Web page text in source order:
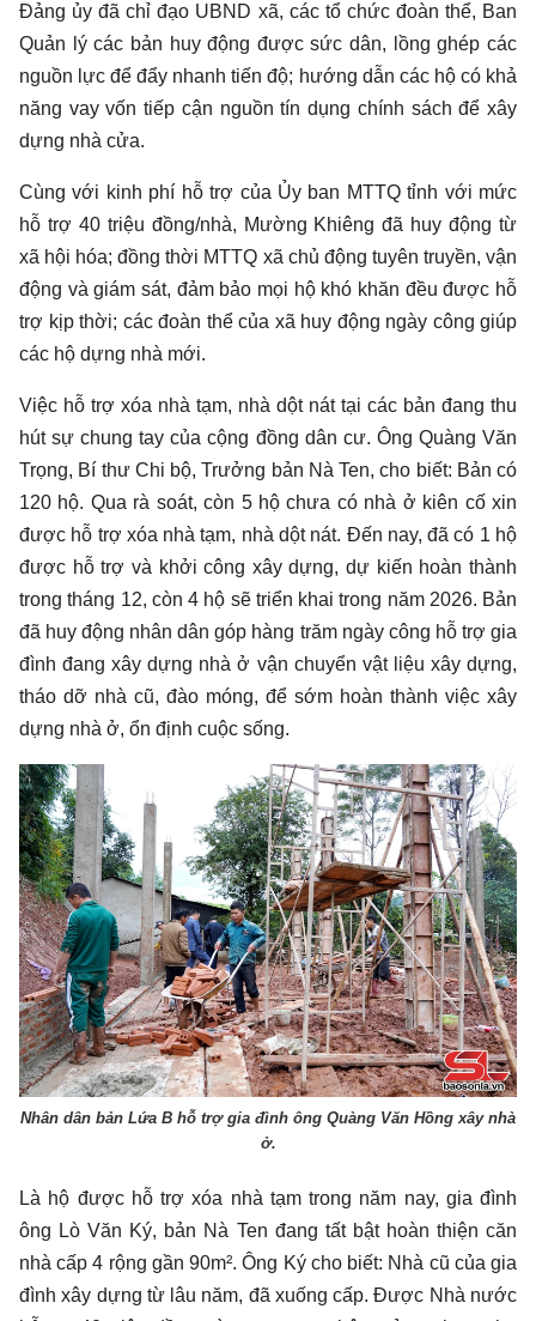
Đảng ủy đã chỉ đạo UBND xã, các tổ chức đoàn thể, Ban
Quản lý các bản huy động được sức dân, lồng ghép các
nguồn lực để đẩy nhanh tiến độ; hướng dẫn các hộ có khả
năng vay vốn tiếp cận nguồn tín dụng chính sách để xây
dựng nhà cửa.
Cùng với kinh phí hỗ trợ của Ủy ban MTTQ tỉnh với mức
hỗ trợ 40 triệu đồng/nhà, Mường Khiêng đã huy động từ
xã hội hóa; đồng thời MTTQ xã chủ động tuyên truyền, vận
động và giám sát, đảm bảo mọi hộ khó khăn đều được hỗ
trợ kịp thời; các đoàn thể của xã huy động ngày công giúp
các hộ dựng nhà mới.
Việc hỗ trợ xóa nhà tạm, nhà dột nát tại các bản đang thu
hút sự chung tay của cộng đồng dân cư. Ông Quàng Văn
Trọng, Bí thư Chi bộ, Trưởng bản Nà Ten, cho biết: Bản có
120 hộ. Qua rà soát, còn 5 hộ chưa có nhà ở kiên cố xin
được hỗ trợ xóa nhà tạm, nhà dột nát. Đến nay, đã có 1 hộ
được hỗ trợ và khởi công xây dựng, dự kiến hoàn thành
trong tháng 12, còn 4 hộ sẽ triển khai trong năm 2026. Bản
đã huy động nhân dân góp hàng trăm ngày công hỗ trợ gia
đình đang xây dựng nhà ở vận chuyển vật liệu xây dựng,
tháo dỡ nhà cũ, đào móng, để sớm hoàn thành việc xây
dựng nhà ở, ổn định cuộc sống.
Nhân dân bản Lứa B hỗ trợ gia đình ông Quàng Văn Hồng xây nhà
ở.
Là hộ được hỗ trợ xóa nhà tạm trong năm nay, gia đình
ông Lò Văn Ký, bản Nà Ten đang tất bật hoàn thiện căn
nhà cấp 4 rộng gần 90m². Ông Ký cho biết: Nhà cũ của gia
đình xây dựng từ lâu năm, đã xuống cấp. Được Nhà nước